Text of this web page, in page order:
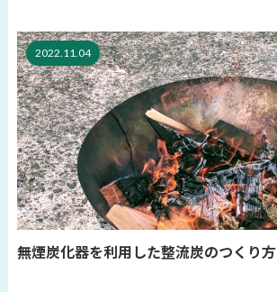
2022.11.04
無煙炭化器を利用した整流炭のつくり方